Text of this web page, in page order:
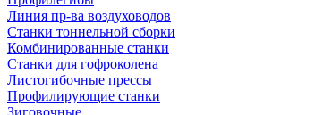
Линия пр-ва воздуховодов
Станки тоннельной сборки
Комбинированные станки
Станки для гофроколена
Листогибочные прессы
Профилирующие станки
Зиговочные